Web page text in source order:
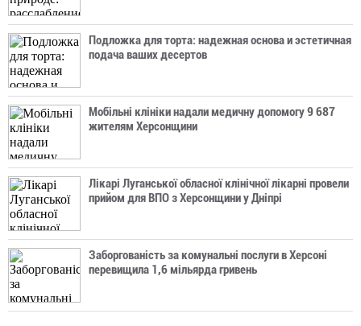
Подложка для торта: надежная основа и эстетичная
подача ваших десертов
Мобільні клініки надали медичну допомогу 9 687
жителям Херсонщини
Лікарі Луганської обласної клінічної лікарні провели
прийом для ВПО з Херсонщини у Дніпрі
Заборгованість за комунальні послуги в Херсоні
перевищила 1,6 мільярда гривень